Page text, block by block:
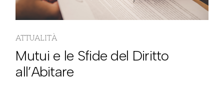
ATTUALITÀ
Mutui e le Sfide del Diritto
all’Abitare